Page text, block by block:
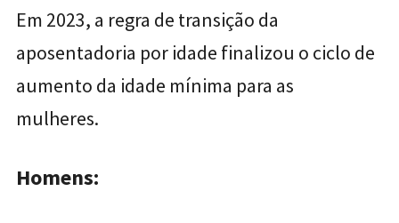
Em 2023, a regra de transição da
aposentadoria por idade finalizou o ciclo de
aumento da idade mínima para as
mulheres.
Homens: